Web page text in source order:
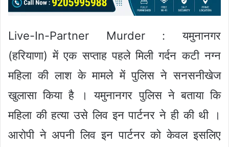
Live-In-Partner Murder : यमुनानगर
(हरियाणा) में एक सप्ताह पहले मिली गर्दन कटी नग्न
महिला की लाश के मामले में पुलिस ने सनसनीखेज
खुलासा किया है । यमुनानगर पुलिस ने बताया कि
महिला की हत्या उसे लिव इन पार्टनर ने ही की थी ।
आरोपी ने अपनी लिव इन पार्टनर को केवल इसलिए